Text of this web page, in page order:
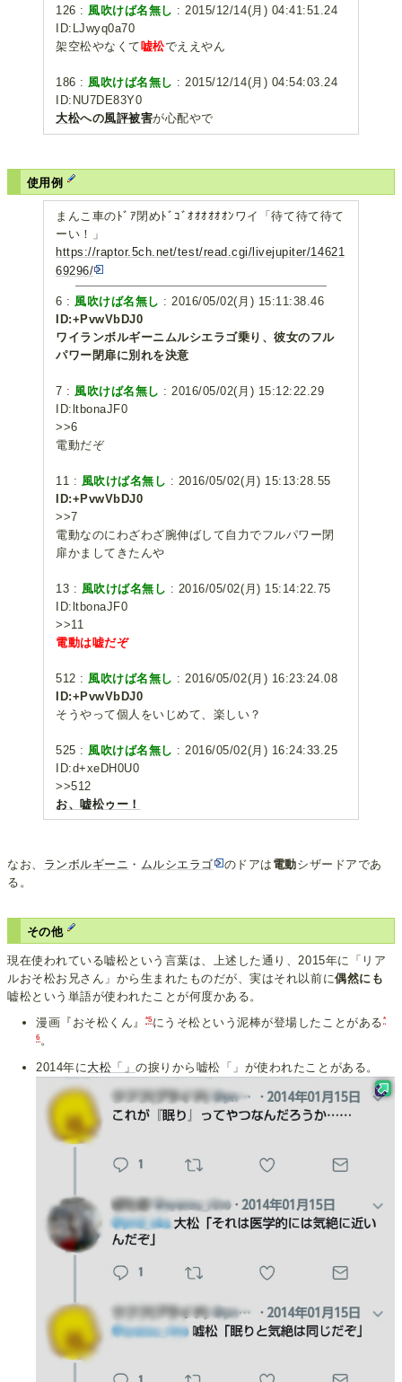
126 : 風吹けば名無し : 2015/12/14(月) 04:41:51.24
ID:LJwyq0a70
架空松やなくて嘘松でええやん
186 : 風吹けば名無し : 2015/12/14(月) 04:54:03.24
ID:NU7DE83Y0
大松への風評被害が心配やで
使用例
まんこ車のﾄﾞｱ閉めﾄﾞｺﾞｵｵｵｵｵｵﾝワイ「待て待て待て
ーい！」
https://raptor.5ch.net/test/read.cgi/livejupiter/14621
69296/
6 : 風吹けば名無し : 2016/05/02(月) 15:11:38.46
ID:+PvwVbDJ0
ワイランボルギーニムルシエラゴ乗り、彼女のフル
パワー閉扉に別れを決意
7 : 風吹けば名無し : 2016/05/02(月) 15:12:22.29
ID:ltbonaJF0
>>6
電動だぞ
11 : 風吹けば名無し : 2016/05/02(月) 15:13:28.55
ID:+PvwVbDJ0
>>7
電動なのにわざわざ腕伸ばして自力でフルパワー閉
扉かましてきたんや
13 : 風吹けば名無し : 2016/05/02(月) 15:14:22.75
ID:ltbonaJF0
>>11
電動は嘘だぞ
512 : 風吹けば名無し : 2016/05/02(月) 16:23:24.08
ID:+PvwVbDJ0
そうやって個人をいじめて、楽しい？
525 : 風吹けば名無し : 2016/05/02(月) 16:24:33.25
ID:d+xeDH0U0
>>512
お、嘘松ゥー！
なお、 ランボルギーニ ・ ムルシエラゴ のドアは 電動シザードアであ
る。
その他
現在使われている嘘松という言葉は、上述した通り、2015年に「リア
ルおそ松お兄さん」から生まれたものだが、実はそれ以前に偶然にも
嘘松という単語が使われたことが何度かある。
漫画『おそ松くん』
*5にうそ松という泥棒が登場したことがある *
6。
2014年に 大松「」の捩りから嘘松「」が使われたことがある。